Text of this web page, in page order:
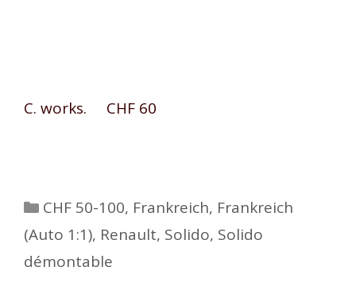
C. works. CHF 60
Kategorien
CHF 50-100, Frankreich, Frankreich
(Auto 1:1), Renault, Solido, Solido
démontable